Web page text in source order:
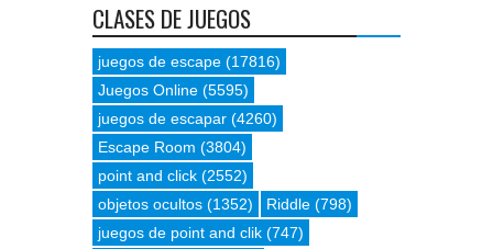
CLASES DE JUEGOS
juegos de escape (17816)
Juegos Online (5595)
juegos de escapar (4260)
Escape Room (3804)
point and click (2552)
objetos ocultos (1352) Riddle (798)
juegos de point and clik (747)